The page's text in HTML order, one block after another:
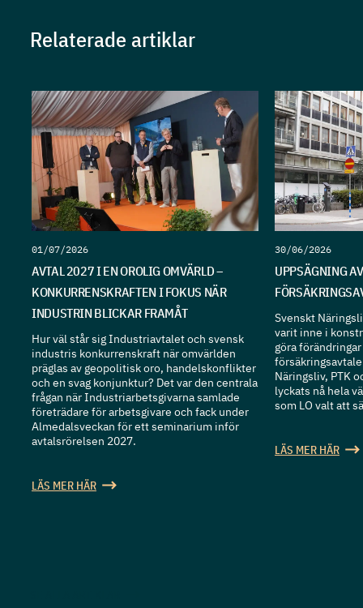
Relaterade artiklar
01/07/2026
AVTAL 2027 I EN OROLIG OMVÄRLD –
KONKURRENSKRAFTEN I FOKUS NÄR
INDUSTRIN BLICKAR FRAMÅT
Hur väl står sig Industriavtalet och svensk
industris konkurrenskraft när omvärlden
präglas av geopolitisk oro, handelskonflikter
och en svag konjunktur? Det var den centrala
frågan när Industriarbetsgivarna samlade
företrädare för arbetsgivare och fack under
Almedalsveckan för ett seminarium inför
avtalsrörelsen 2027.
LÄS MER HÄR
30/06/2026
UPPSÄGNING
Svenskt
varit inne i
göra
Näringsliv, PTK
lyckats nå hela
som LO valt att
LÄS MER HÄR